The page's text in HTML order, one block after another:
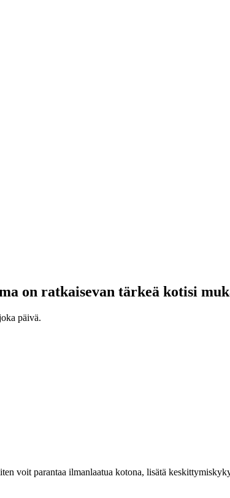
on ratkaisevan tärkeä kotisi
päivä.
voit parantaa ilmanlaatua kotona, lisätä